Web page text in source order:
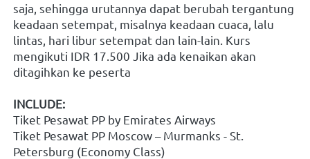
saja, sehingga urutannya dapat berubah tergantung
keadaan setempat, misalnya keadaan cuaca, lalu
lintas, hari libur setempat dan lain-lain. Kurs
mengikuti IDR 17.500 Jika ada kenaikan akan
ditagihkan ke peserta
INCLUDE:
Tiket Pesawat PP by Emirates Airways
Tiket Pesawat PP Moscow – Murmanks - St.
Petersburg (Economy Class)